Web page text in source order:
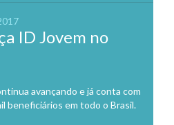
ID Jovem no
avançando e já conta com
beneficiários em todo o Brasil.